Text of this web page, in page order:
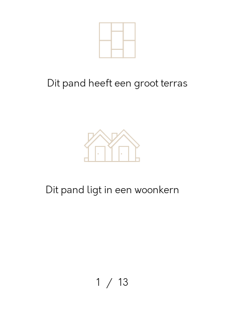
Dit pand heeft een groot terras
Dit pand ligt in een woonkern
1 / 13